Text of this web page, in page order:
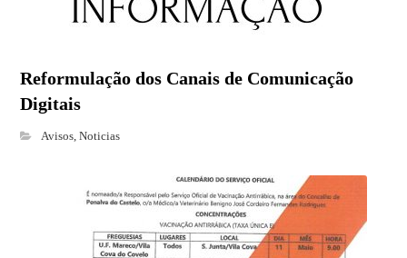
Reformulação dos Canais de Comunicação
Digitais
Avisos ,Noticias